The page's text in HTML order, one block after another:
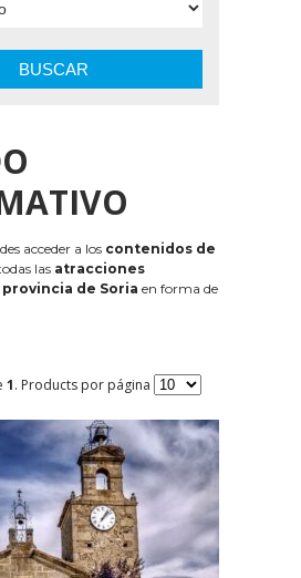
BUSCAR
acceder a los contenidos de
las atracciones
de Soria en forma de
1. Products por página